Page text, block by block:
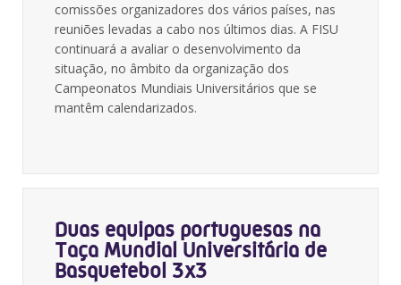
comissões organizadores dos vários países, nas
reuniões levadas a cabo nos últimos dias. A FISU
continuará a avaliar o desenvolvimento da
situação, no âmbito da organização dos
Campeonatos Mundiais Universitários que se
mantêm calendarizados.
Duas equipas portuguesas na
Taça Mundial Universitária de
Basquetebol 3x3